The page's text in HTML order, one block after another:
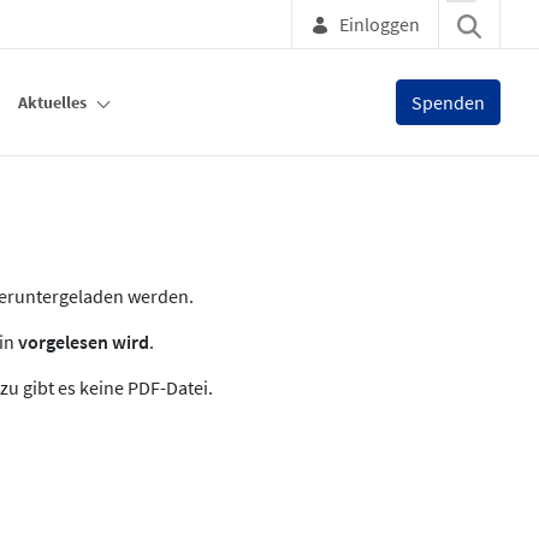
Einloggen
Aktuelles Spenden
werden.
vorgelesen wird.
gibt es keine PDF-Datei.